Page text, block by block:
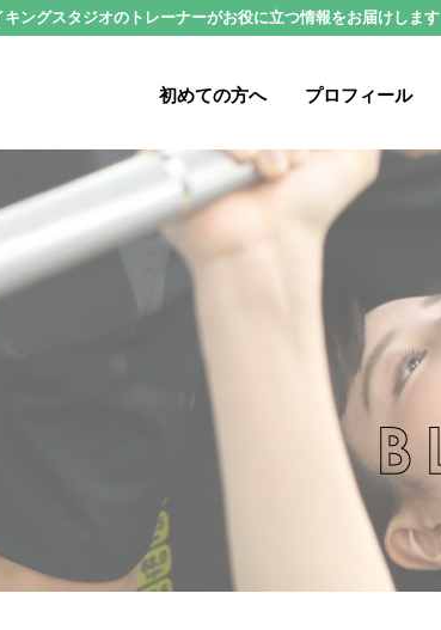
ングスタジオのトレーナーがお役に立つ情報をお届けします
初めての方へ プロフィール